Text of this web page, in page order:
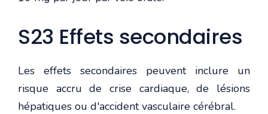
S23 Effets secondaires
Les effets secondaires peuvent inclure un
risque accru de crise cardiaque, de lésions
hépatiques ou d'accident vasculaire cérébral.